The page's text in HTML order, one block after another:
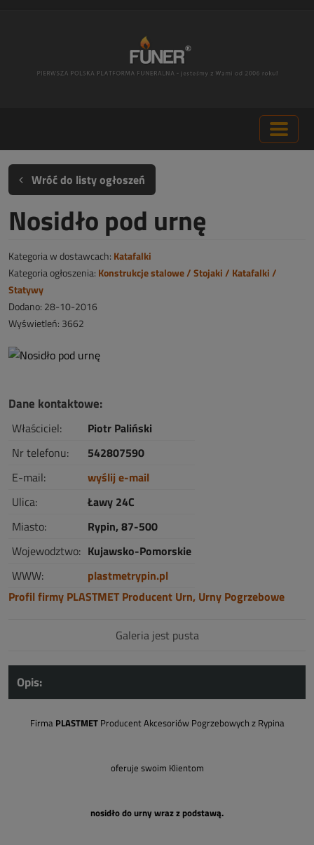
Wróć do listy ogłoszeń
Nosidło pod urnę
Kategoria w dostawcach: Katafalki
Kategoria ogłoszenia: Konstrukcje stalowe / Stojaki / Katafalki /
Statywy
Dodano: 28-10-2016
Wyświetleń: 3662
Dane kontaktowe:
Właściciel:
Piotr Paliński
Nr telefonu:
542807590
E-mail:
wyślij e-mail
Ulica:
Ławy 24C
Miasto:
Rypin, 87-500
Wojewodztwo: Kujawsko-Pomorskie
WWW:
plastmetrypin.pl
Profil firmy PLASTMET Producent Urn, Urny Pogrzebowe
Galeria jest pusta
Opis:
Firma PLASTMETProducent Akcesoriów Pogrzebowych z Rypina
oferuje swoim Klientom
nosidło do urny wraz z podstawą.